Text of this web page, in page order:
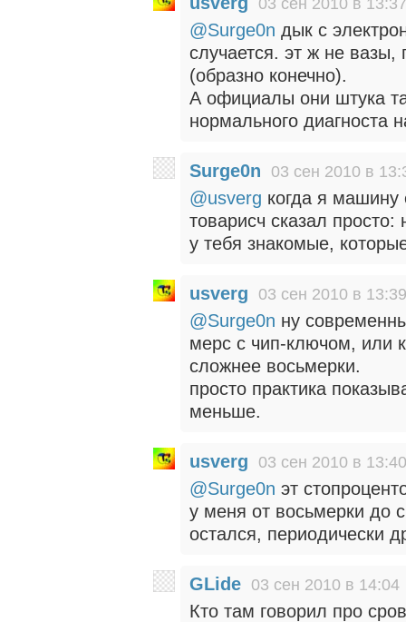
@Surge0n дык с
случается. эт ж не
(образно конечно).
А официалы они штука
нормального диагноста
Surge0n 03 сен 2010 в
@usverg когда я машину
товарисч сказал
у тебя знакомые,
usverg 03 сен 2010 в 13:39
@Surge0n ну
мерс с чип-ключом, или
сложнее восьмерки.
просто практика
меньше.
usverg 03 сен 2010 в 13:40
@Surge0n эт
у меня от восьмерки до
остался, периодически
GLide 03 сен 2010 в 14:04
Кто там говорил про